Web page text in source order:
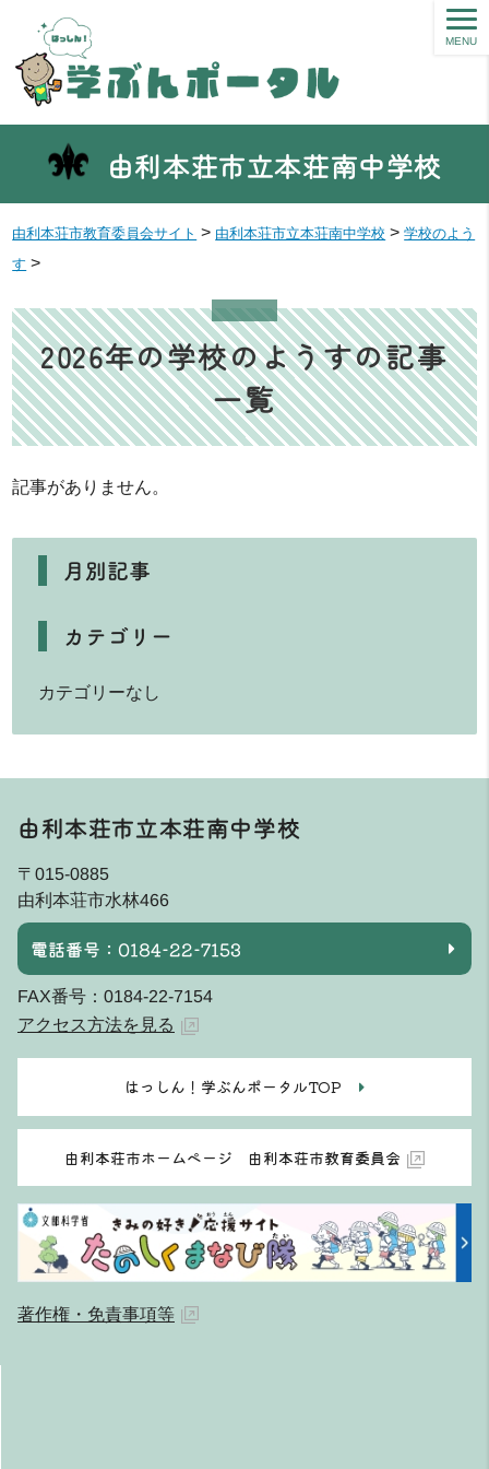
由利本荘市立本荘南中学校
MENU
由利本荘市教育委員会サイト > 由利本荘市立本荘南中学校 >学校のよう
す >
2026年の学校のようすの記事
一覧
記事がありません。
月別記事
カテゴリー
カテゴリーなし
由利本荘市立本荘南中学校
〒015-0885
由利本荘市水林466
電話番号：0184-22-7153
FAX番号：0184-22-7154
アクセス方法を見る
はっしん！学ぶんポータルTOP
由利本荘市ホームページ 由利本荘市教育委員会
著作権・免責事項等